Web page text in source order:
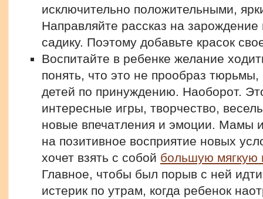
исключительно положительными,
Направляйте рассказ на зарождение
садику. Поэтому добавьте красок
Воспитайте в ребенке желание
понять, что это не прообраз тюрьмы,
детей по принуждению. Наоборот.
интересные игры, творчество,
новые впечатления и эмоции. Мамы
на позитивное восприятие новых
хочет взять с собой большую мягкую
Главное, чтобы был порыв с ней
истерик по утрам, когда ребенок